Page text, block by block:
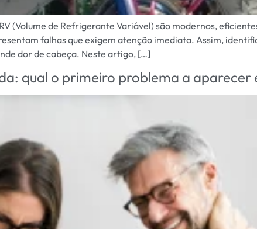
(Volume de Refrigerante Variável) são modernos,
falhas que exigem atenção imediata. Assim,
dor de cabeça. Neste artigo, […]
qual o primeiro problema a aparecer